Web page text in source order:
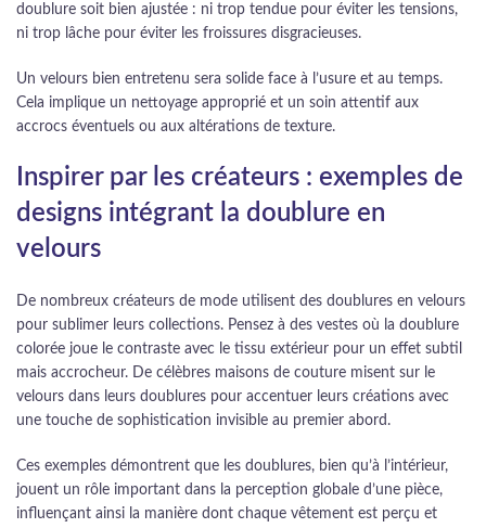
doublure soit bien ajustée : ni trop tendue pour éviter les tensions,
ni trop lâche pour éviter les froissures disgracieuses.
Un velours bien entretenu sera solide face à l’usure et au temps.
Cela implique un nettoyage approprié et un soin attentif aux
accrocs éventuels ou aux altérations de texture.
Inspirer par les créateurs : exemples de
designs intégrant la doublure en
velours
De nombreux créateurs de mode utilisent des doublures en velours
pour sublimer leurs collections. Pensez à des vestes où la doublure
colorée joue le contraste avec le tissu extérieur pour un effet subtil
mais accrocheur. De célèbres maisons de couture misent sur le
velours dans leurs doublures pour accentuer leurs créations avec
une touche de sophistication invisible au premier abord.
Ces exemples démontrent que les doublures, bien qu’à l’intérieur,
jouent un rôle important dans la perception globale d’une pièce,
influençant ainsi la manière dont chaque vêtement est perçu et